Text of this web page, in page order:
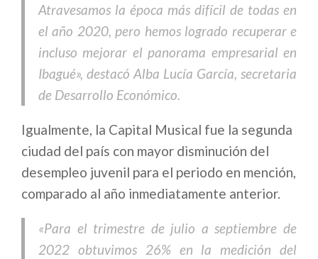
Atravesamos la época más difícil de todas en
el año 2020, pero hemos logrado recuperar e
incluso mejorar el panorama empresarial en
Ibagué», destacó Alba Lucía García, secretaria
de Desarrollo Económico.
Igualmente, la Capital Musical fue la segunda
ciudad del país con mayor disminución del
desempleo juvenil para el periodo en mención,
comparado al año inmediatamente anterior.
«Para el trimestre de julio a septiembre de
2022 obtuvimos 26% en la medición del